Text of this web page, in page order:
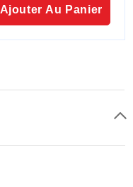
Ajouter Au Panier